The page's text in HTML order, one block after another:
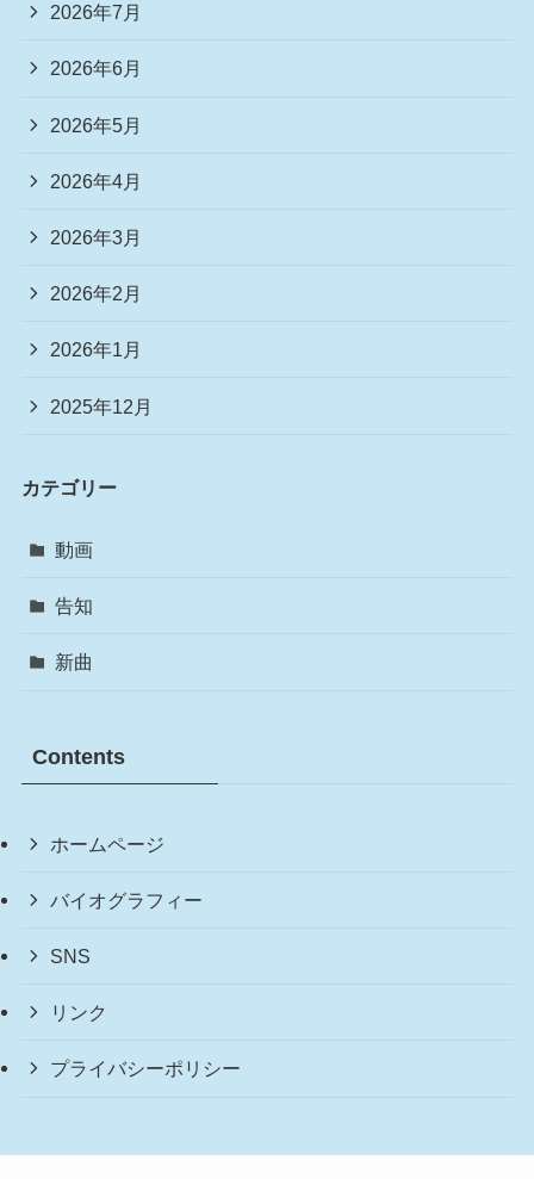
2026年7月
2026年6月
2026年5月
2026年4月
2026年3月
2026年2月
2026年1月
2025年12月
カテゴリー
動画
告知
新曲
Contents
ホームページ
バイオグラフィー
SNS
リンク
プライバシーポリシー